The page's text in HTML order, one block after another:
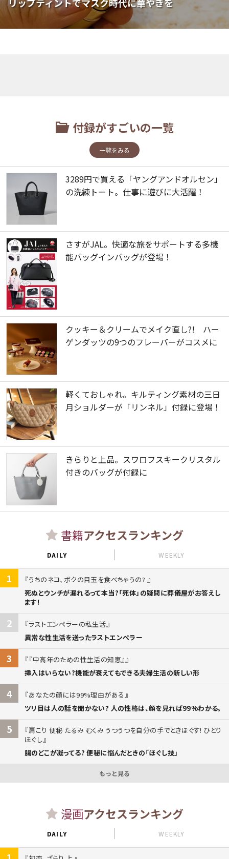
付録がすごいの一覧
一覧をみる
3289円で買える「ヤングアンドオルセン」
の洗練トート。仕事に遊びに大活躍！
さすがJAL。快適な旅をサポートする多機
能バッグインバッグが登場！
クッキー＆クリームでメイク直し?! ハー
ゲンダッツの9つのフレーバーがコスメに
軽くておしゃれ。キルティング素材の三日
月ショルダーが「リンネル」付録に登場！
きらりと上品。スワロフスキークリスタル
付きのバッグが付録に
書籍アクセスランキング
DAILY WEEKLY
1
うちのネコ、ボクの目玉を食べちゃうの?
死ぬとウンチが漏れるって本当?「死体」の疑問に葬儀屋がお答えし
ます!
2
ラストエンペラーの私生活
異常な性生活を送ったラストエンペラー
3
『中高年のための性生活の知恵』
挿入はいらない?機能が衰えてもできる夫婦生活の新しい形
4
あなたの顔には99%理由がある
ツリ目は人の話を聞かない? 人の性格は、顔を見れば99%わかる。
5
肩こり 便秘 たるみ むくみ うつうつを自分の手でときほぐす! ひとり
ほぐし
腸のどこが凝ってる? 便秘に悩んだときの「ほぐし技」
もっと見る
漫画アクセスランキング
DAILY WEEKLY